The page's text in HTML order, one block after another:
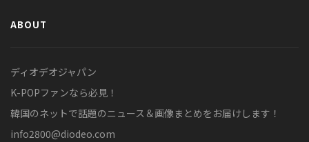
ABOUT
ディオデオジャパン
K-POPファンなら必見！
韓国のネットで話題のニュース＆画像まとめをお届けします！
info2800@diodeo.com